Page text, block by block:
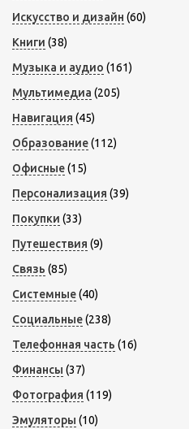
Искусство и дизайн (60)
Книги (38)
Музыка и аудио (161)
Мультимедиа (205)
Навигация (45)
Образование(112)
Офисные(15)
Персонализация (39)
Покупки (33)
Путешествия (9)
Связь (85)
Системные(40)
Социальные(238)
Телефонная часть (16)
Финансы (37)
Фотография (119)
Эмуляторы (10)